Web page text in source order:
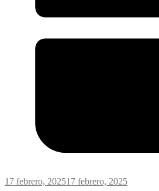
17 febrero, 202517 febrero, 2025